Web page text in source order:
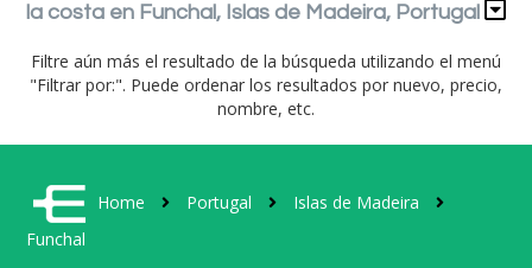
la costa en Funchal, Islas de Madeira, Portugal
Filtre aún más el resultado de la búsqueda utilizando el menú
"Filtrar por:". Puede ordenar los resultados por nuevo, precio,
nombre, etc.
Home Portugal
Islas de Madeira
Funchal